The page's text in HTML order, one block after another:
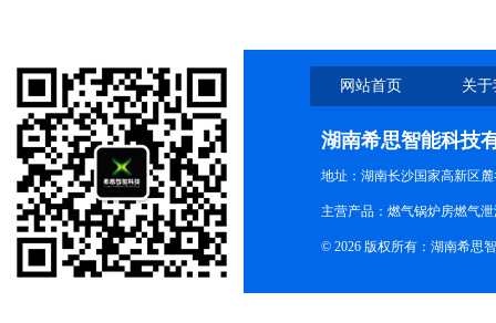
网站首页 关
湖南希思智能科技
地址：湖南长沙国家高新区
主营产品：燃气锅炉房燃气
© 2026 版权所有：湖南希思